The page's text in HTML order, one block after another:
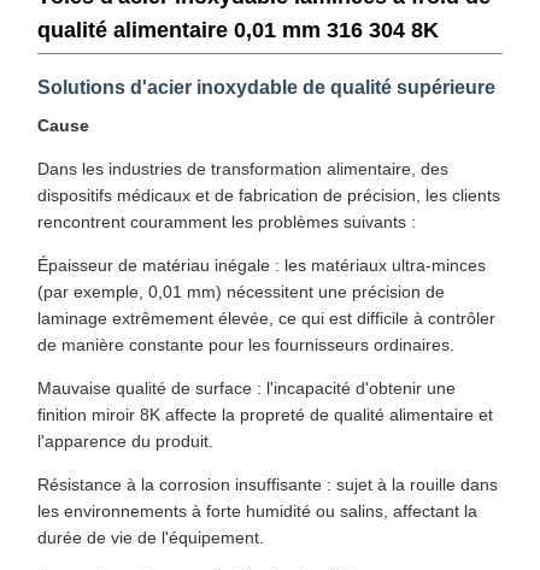
qualité alimentaire 0,01 mm 316 304 8K
Solutions d'acier inoxydable de qualité supérieure
Cause
Dans les industries de transformation alimentaire, des
dispositifs médicaux et de fabrication de précision, les clients
rencontrent couramment les problèmes suivants :
Épaisseur de matériau inégale : les matériaux ultra-minces
(par exemple, 0,01 mm) nécessitent une précision de
laminage extrêmement élevée, ce qui est difficile à contrôler
de manière constante pour les fournisseurs ordinaires.
Mauvaise qualité de surface : l'incapacité d'obtenir une
finition miroir 8K affecte la propreté de qualité alimentaire et
l'apparence du produit.
Résistance à la corrosion insuffisante : sujet à la rouille dans
les environnements à forte humidité ou salins, affectant la
durée de vie de l'équipement.